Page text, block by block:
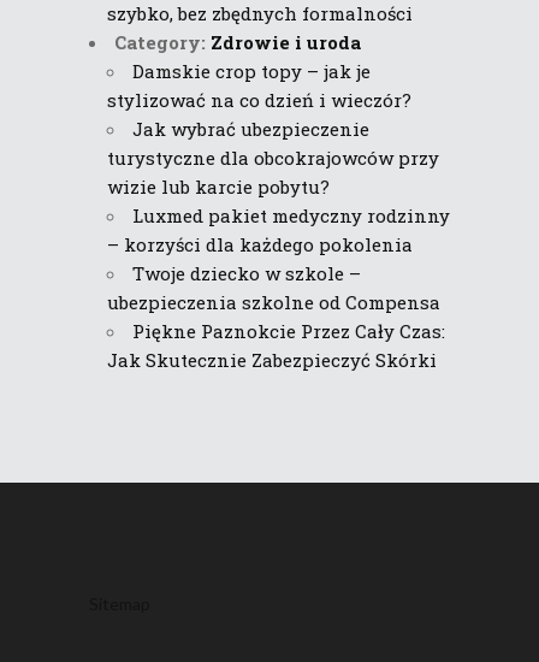
szybko, bez zbędnych formalności
Category: Zdrowie i uroda
Damskie crop topy – jak je
stylizować na co dzień i wieczór?
Jak wybrać ubezpieczenie
turystyczne dla obcokrajowców przy
wizie lub karcie pobytu?
Luxmed pakiet medyczny rodzinny
– korzyści dla każdego pokolenia
Twoje dziecko w szkole –
ubezpieczenia szkolne od Compensa
Piękne Paznokcie Przez Cały Czas:
Jak Skutecznie Zabezpieczyć Skórki